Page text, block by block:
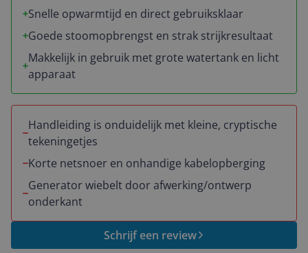
Snelle opwarmtijd en direct gebruiksklaar
Goede stoomopbrengst en strak strijkresultaat
Makkelijk in gebruik met grote watertank en licht
apparaat
Handleiding is onduidelijk met kleine, cryptische
tekeningetjes
Korte netsnoer en onhandige kabelopberging
Generator wiebelt door afwerking/ontwerp
onderkant
Schrijf een review